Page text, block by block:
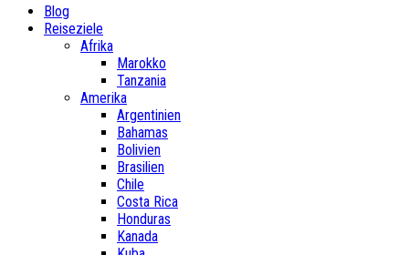
Blog
Reiseziele
Afrika
Marokko
Tanzania
Amerika
Argentinien
Bahamas
Bolivien
Brasilien
Chile
Costa Rica
Honduras
Kanada